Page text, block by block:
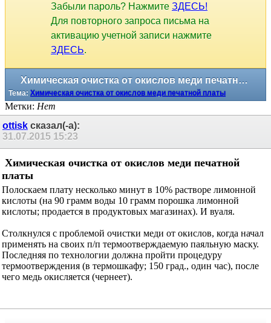
Забыли пароль? Нажмите ЗДЕСЬ!
Для повторного запроса письма на
активацию учетной записи нажмите
ЗДЕСЬ.
Химическая очистка от окислов меди печатной платы
Тема: Химическая очистка от окислов меди печатной платы
Метки: Нет
ottiskсказал(-а):
31.07.2015
Химическая очистка от окислов меди печатной
платы
Полоскаем плату несколько минут в 10% растворе лимонной
кислоты (на 90 грамм воды 10 грамм порошка лимонной
кислоты; продается в продуктовых магазинах). И вуаля.
Столкнулся с проблемой очистки меди от окислов, когда начал
применять на своих п/п термоотверждаемую паяльную маску.
Последняя по технологии должна пройти процедуру
термоотверждения (в термошкафу; 150 град., один час), после
чего медь окисляется (чернеет).